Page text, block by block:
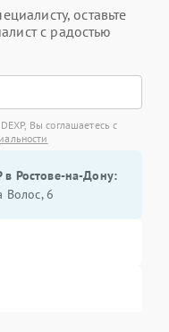
оставьте
с радостью
Вы соглашаетесь с
в Ростове-на-Дону:
Волос, 6